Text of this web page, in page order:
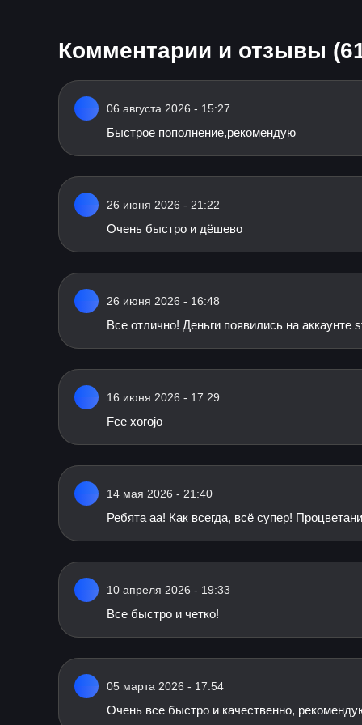
Комментарии и отзывы
06 августа 2026 - 15:27
Быстрое пополнение,рекомендую
26 июня 2026 - 21:22
Очень быстро и дёшево
26 июня 2026 - 16:48
Все отлично! Деньги появились на аккаунте
16 июня 2026 - 17:29
Fce xorojo
14 мая 2026 - 21:40
Ребята аа! Как всегда, всё супер!
10 апреля 2026 - 19:33
Все быстро и четко!
05 марта 2026 - 17:54
Очень все быстро и качественно,